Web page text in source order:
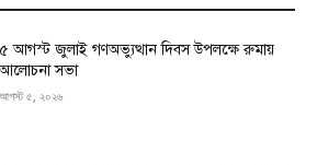
৫ আগস্ট জুলাই গণঅভ্যুত্থান দিবস উপলক্ষে রুমায়
আলোচনা সভা
আগস্ট ৫, ২০২৬